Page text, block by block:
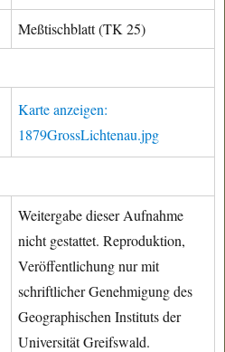
Meßtischblatt (TK 25)
Karte anzeigen:
1879GrossLichtenau.jpg
Weitergabe dieser Aufnahme
nicht gestattet. Reproduktion,
Veröffentlichung nur mit
schriftlicher Genehmigung des
Geographischen Instituts der
Universität Greifswald.